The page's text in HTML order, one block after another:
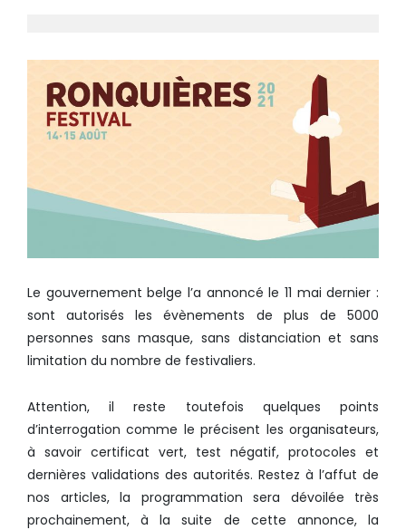
Le gouvernement belge l’a annoncé le 11 mai dernier :
sont autorisés les évènements de plus de 5000
personnes sans masque, sans distanciation et sans
limitation du nombre de festivaliers.
Attention, il reste toutefois quelques points
d’interrogation comme le précisent les organisateurs,
à savoir certificat vert, test négatif, protocoles et
dernières validations des autorités. Restez à l’affut de
nos articles, la programmation sera dévoilée très
prochainement, à la suite de cette annonce, la